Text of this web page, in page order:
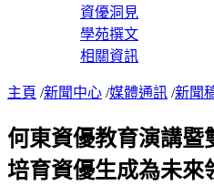
資優洞見
學苑撰文
相關資訊
主頁 /新聞中心 /媒體通訊 /新聞
何東資優教育演講暨
培育資優生成為未來